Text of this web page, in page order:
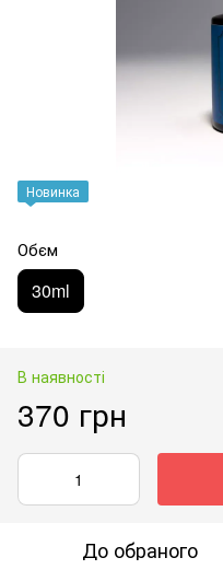
Новинка
Обєм
30ml
В наявності
370 грн
До обраного